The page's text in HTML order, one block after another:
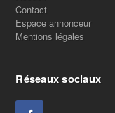
Contact
Espace annonceur
Mentions légales
Réseaux sociaux